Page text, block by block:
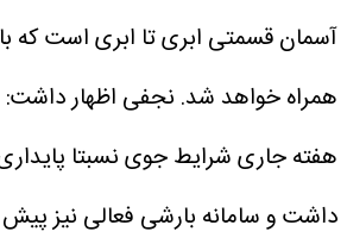
آسمان قسمتی ابری تا ابری است که با
همراه خواهد شد. نجفی اظهار داشت:
هفته جاری شرایط جوی نسبتا
داشت و سامانه بارشی فعالی نیز